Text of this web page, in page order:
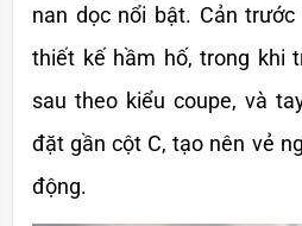
nan dọc nổi bật. Cản
thiết kế hầm hố, trong khi
sau theo kiểu coupe, và
đặt gần cột C, tạo nên vẻ
động.